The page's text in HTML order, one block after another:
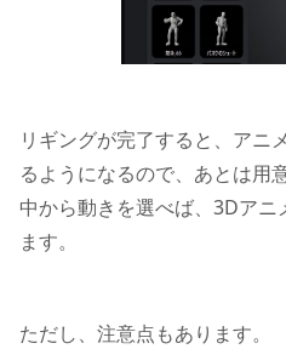
リギングが完了すると、アニ
るようになるので、あとは用
中から動きを選べば、3Dアニ
ます。
ただし、注意点もあります。